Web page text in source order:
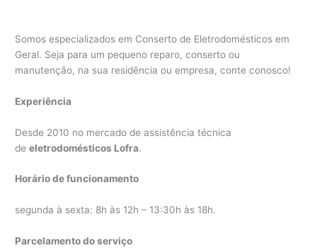
Somos especializados em Conserto de Eletrodomésticos em
Geral. Seja para um pequeno reparo, conserto ou
manutenção, na sua residência ou empresa, conte conosco!
Experiência
Desde 2010 no mercado de assistência técnica
deeletrodomésticos Lofra.
Horário de funcionamento
segunda à sexta: 8h às 12h – 13:30h às 18h.
Parcelamento do serviço